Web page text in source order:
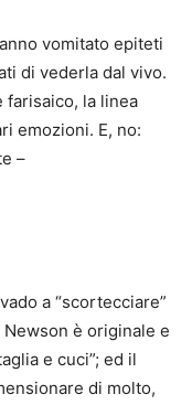
vomitato epiteti
di vederla dal vivo.
farisaico, la linea
emozioni. E, no:
–
a “scortecciare”
è originale e
e cuci”; ed il
di molto,